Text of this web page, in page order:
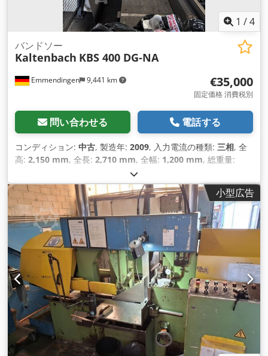
1 /4
Emmendingen 9,441 km
バンドソー
Kaltenbach KBS 400 DG-NA
€35,000
固定価格 消費税別
問い合わせる 電話する
コンディション: 中古, 製造年: 2009, 入力電流の種類: 三相, 全
高: 2,150 mm, 全長: 2,710 mm, 全幅: 1,200 mm, 総重量:
, 90°での丸鋼切断範囲:
長さ X軸:2,600 mm, 開口幅:400 mm, バンドソー刃の長さ:
5,730 mm, バンドソー刃幅:34 mm, 鋸駆動装置:
3,000 ワッ
, 作業高さ:720 mm
小型広告